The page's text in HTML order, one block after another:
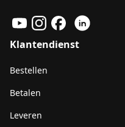
Klantendienst
Bestellen
Betalen
Leveren